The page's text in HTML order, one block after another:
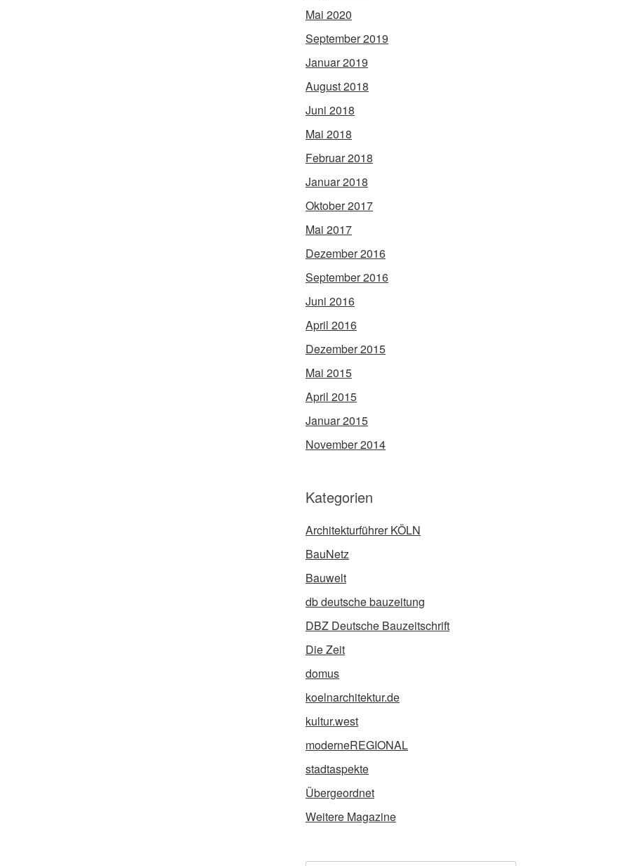
Mai 2020
September 2019
Januar 2019
August 2018
Juni 2018
Mai 2018
Februar 2018
Januar 2018
Oktober 2017
Mai 2017
Dezember 2016
September 2016
Juni 2016
April 2016
Dezember 2015
Mai 2015
April 2015
Januar 2015
November 2014
Kategorien
Architekturführer KÖLN
BauNetz
Bauwelt
db deutsche bauzeitung
DBZ Deutsche Bauzeitschrift
Die Zeit
domus
koelnarchitektur.de
kultur.west
moderneREGIONAL
stadtaspekte
Übergeordnet
Weitere Magazine